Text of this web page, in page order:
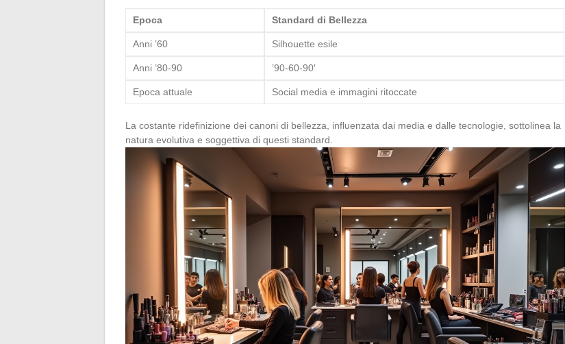
Epoca Standard di Bellezza
Anni ’60 Silhouette esile
Anni ’80-90 ’90-60-90′
Epoca attuale Social media e immagini ritoccate
La costante ridefinizione dei canoni di bellezza, influenzata dai media e dalle tecnologie, sottolinea la
natura evolutiva e soggettiva di questi standard.